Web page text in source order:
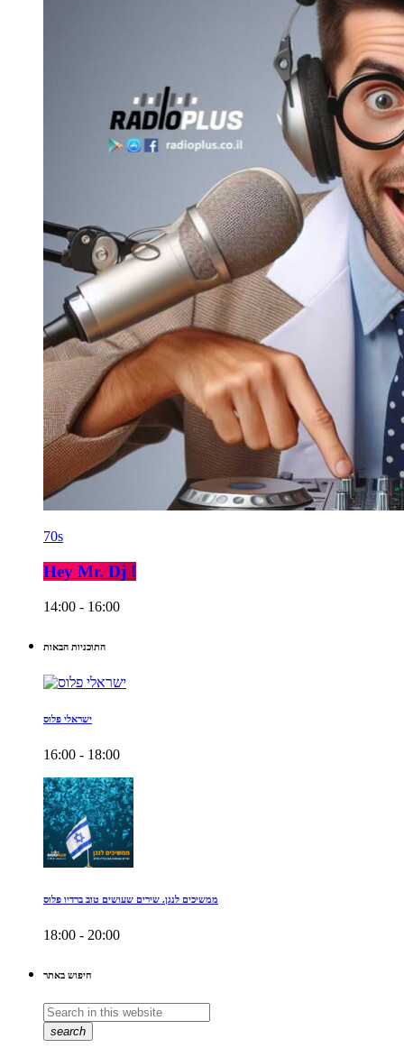
70s
Hey Mr. Dj !
14:00 - 16:00
התוכניות הבאות
ישראלי פלוס
16:00 - 18:00
ממשיכים לנגן. שירים שעושים טוב ברדיו פלוס
18:00 - 20:00
חיפוש באתר
search